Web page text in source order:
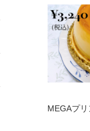
MEGAプ